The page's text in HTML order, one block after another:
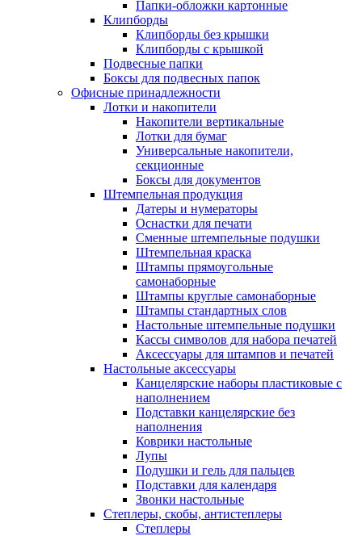
Папки-обложки картонные
Клипборды
Клипборды без крышки
Клипборды с крышкой
Подвесные папки
Боксы для подвесных папок
Офисные принадлежности
Лотки и накопители
Накопители вертикальные
Лотки для бумаг
Универсальные накопители,
секционные
Боксы для документов
Штемпельная продукция
Датеры и нумераторы
Оснастки для печати
Сменные штемпельные подушки
Штемпельная краска
Штампы прямоугольные
самонаборные
Штампы круглые самонаборные
Штампы стандартных слов
Настольные штемпельные подушки
Кассы символов для набора печатей
Аксессуары для штампов и печатей
Настольные аксессуары
Канцелярские наборы пластиковые с
наполнением
Подставки канцелярские без
наполнения
Коврики настольные
Лупы
Подушки и гель для пальцев
Подставки для календаря
Звонки настольные
Степлеры, скобы, антистеплеры
Степлеры